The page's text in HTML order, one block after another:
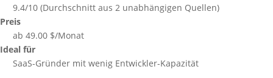
9.4/10 (Durchschnitt aus 2 unabhängigen Quellen)
Preis
ab 49.00 $/Monat
Ideal für
SaaS-Gründer mit wenig Entwickler-Kapazität